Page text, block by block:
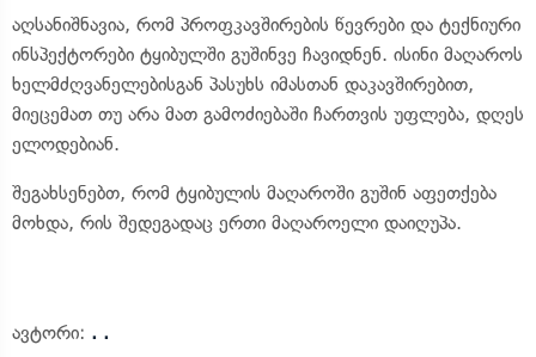
აღსანიშნავია, რომ პროფკავშირების წევრები და ტექნიური
ინსპექტორები ტყიბულში გუშინვე ჩავიდნენ. ისინი მაღაროს
ხელმძღვანელებისგან პასუხს იმასთან დაკავშირებით,
მიეცემათ თუ არა მათ გამოძიებაში ჩართვის უფლება, დღეს
ელოდებიან.
შეგახსენებთ, რომ ტყიბულის მაღაროში გუშინ აფეთქება
მოხდა, რის შედეგადაც ერთი მაღაროელი დაიღუპა.
ავტორი: . .